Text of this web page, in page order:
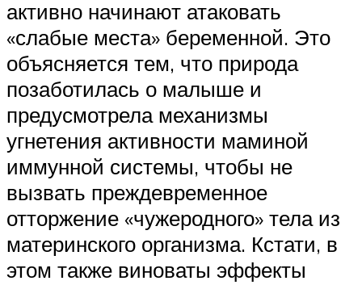
активно начинают атаковать
«слабые места» беременной. Это
объясняется тем, что природа
позаботилась о малыше и
предусмотрела механизмы
угнетения активности маминой
иммунной системы, чтобы не
вызвать преждевременное
отторжение «чужеродного» тела из
материнского организма. Кстати, в
этом также виноваты эффекты